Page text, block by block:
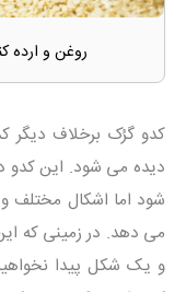
روغن و ارده
کدو گرُک برخلاف دیگر
دیده می شود. این کدو
شود اما اشکال مختلف
می دهد. در زمینی که
و یک شکل پیدا